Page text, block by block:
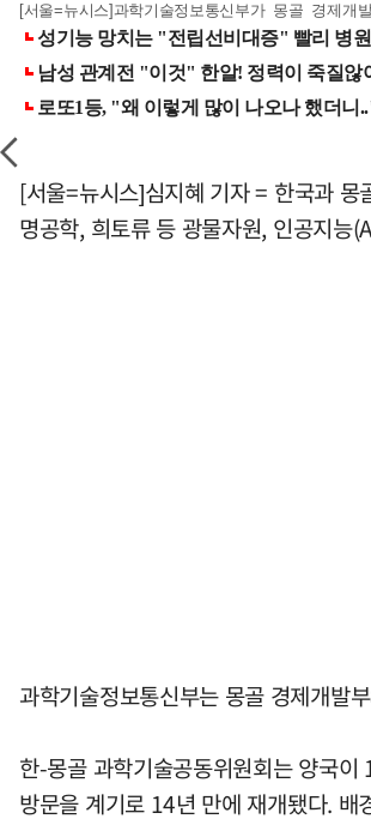
[서울=뉴시스]과학기술정보통신부가 몽골 경제
[서울=뉴시스]심지혜 기자 = 한국과
명공학, 희토류 등 광물자원, 인공지능
과학기술정보통신부는 몽골 경제개발
한-몽골 과학기술공동위원회는 양국
방문을 계기로 14년 만에 재개됐다. 배